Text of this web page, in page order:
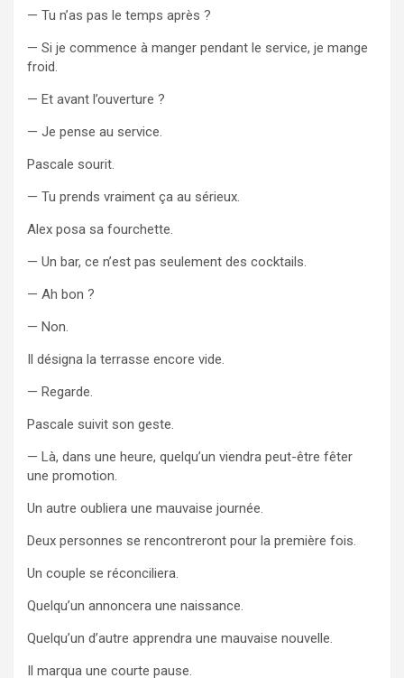
— Tu n’as pas le temps après ?
— Si je commence à manger pendant le service, je mange
froid.
— Et avant l’ouverture ?
— Je pense au service.
Pascale sourit.
— Tu prends vraiment ça au sérieux.
Alex posa sa fourchette.
— Un bar, ce n’est pas seulement des cocktails.
— Ah bon ?
— Non.
Il désigna la terrasse encore vide.
— Regarde.
Pascale suivit son geste.
— Là, dans une heure, quelqu’un viendra peut-être fêter
une promotion.
Un autre oubliera une mauvaise journée.
Deux personnes se rencontreront pour la première fois.
Un couple se réconciliera.
Quelqu’un annoncera une naissance.
Quelqu’un d’autre apprendra une mauvaise nouvelle.
Il marqua une courte pause.